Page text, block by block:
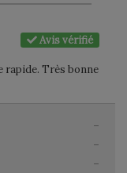
Avis vérifié
rapide. Très bonne
-
-
-